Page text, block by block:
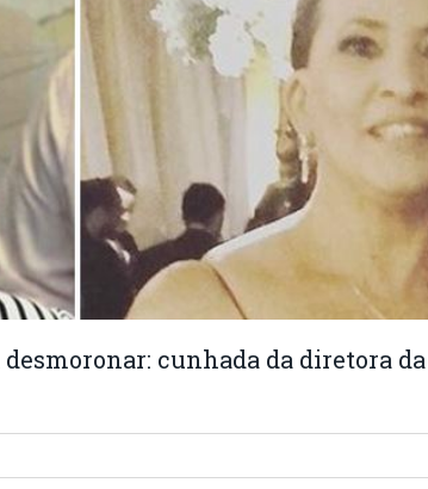
desmoronar: cunhada da diretora da